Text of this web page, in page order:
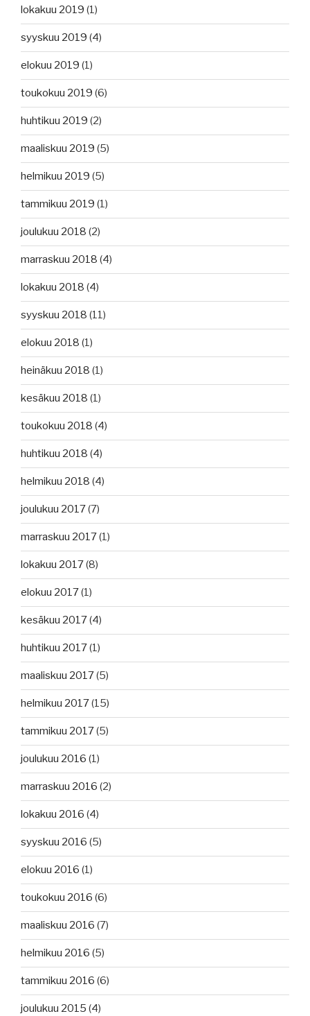
lokakuu 2019 (1)
syyskuu 2019 (4)
elokuu 2019 (1)
toukokuu 2019 (6)
huhtikuu 2019 (2)
maaliskuu 2019 (5)
helmikuu 2019 (5)
tammikuu 2019 (1)
joulukuu 2018 (2)
marraskuu 2018 (4)
lokakuu 2018 (4)
syyskuu 2018 (11)
elokuu 2018 (1)
heinäkuu 2018 (1)
kesäkuu 2018 (1)
toukokuu 2018 (4)
huhtikuu 2018 (4)
helmikuu 2018 (4)
joulukuu 2017(7)
marraskuu 2017(1)
lokakuu 2017(8)
elokuu 2017(1)
kesäkuu 2017(4)
huhtikuu 2017(1)
maaliskuu 2017(5)
helmikuu 2017(15)
tammikuu 2017(5)
joulukuu 2016 (1)
marraskuu 2016 (2)
lokakuu 2016 (4)
syyskuu 2016 (5)
elokuu 2016 (1)
toukokuu 2016 (6)
maaliskuu 2016 (7)
helmikuu 2016 (5)
tammikuu 2016 (6)
joulukuu 2015 (4)